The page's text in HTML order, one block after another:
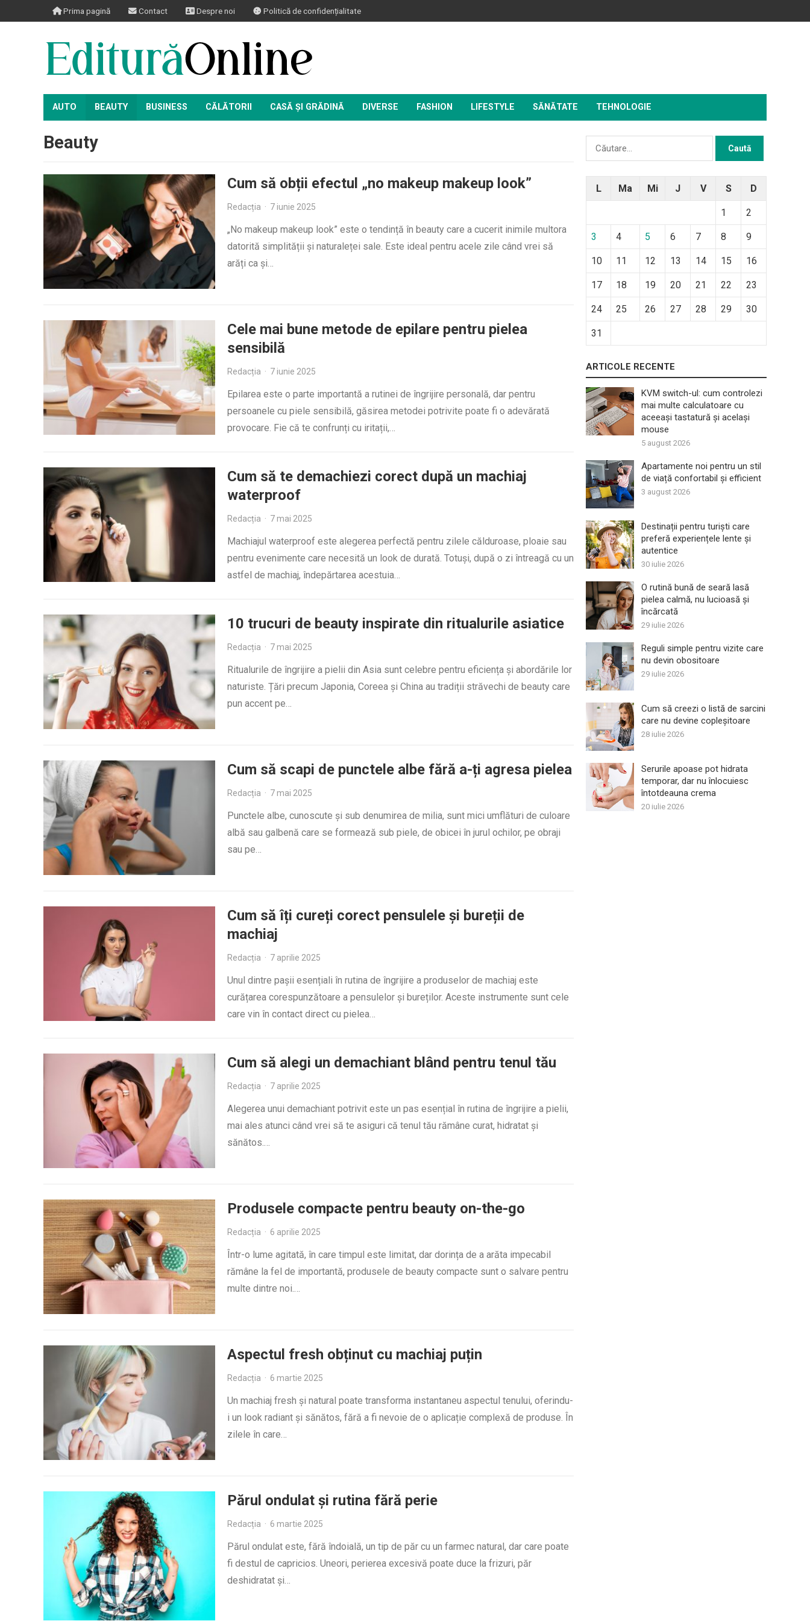
Prima pagină Contact Despre noi Politică de confidențialitate
AUTO BEAUTY BUSINESS CĂLĂTORII CASĂ ȘI GRĂDINĂ DIVERSE FASHION LIFESTYLE SĂNĂTATE TEHNOLOGIE
Beauty
Cum să obții efectul „no makeup makeup look”
Redacția · 7 iunie 2025
„No makeup makeup look” este o tendință în beauty care a cucerit inimile multora
datorită simplității și naturaleței sale. Este ideal pentru acele zile când vrei să
arăți ca și…
Cele mai bune metode de epilare pentru pielea
sensibilă
Redacția · 7 iunie 2025
Epilarea este o parte importantă a rutinei de îngrijire personală, dar pentru
persoanele cu piele sensibilă, găsirea metodei potrivite poate fi o adevărată
provocare. Fie că te confrunți cu iritații,…
Cum să te demachiezi corect după un machiaj
waterproof
Redacția · 7 mai 2025
Machiajul waterproof este alegerea perfectă pentru zilele călduroase, ploaie sau
pentru evenimente care necesită un look de durată. Totuși, după o zi întreagă cu un
astfel de machiaj, îndepărtarea acestuia…
10 trucuri de beauty inspirate din ritualurile asiatice
Redacția · 7 mai 2025
Ritualurile de îngrijire a pielii din Asia sunt celebre pentru eficiența și abordările lor
naturiste. Țări precum Japonia, Coreea și China au tradiții străvechi de beauty care
pun accent pe…
Cum să scapi de punctele albe fără a-ți agresa pielea
Redacția · 7 mai 2025
Punctele albe, cunoscute și sub denumirea de milia, sunt mici umflături de culoare
albă sau galbenă care se formează sub piele, de obicei în jurul ochilor, pe obraji
sau pe…
Cum să îți cureți corect pensulele și bureții de
machiaj
Redacția · 7 aprilie 2025
Unul dintre pașii esențiali în rutina de îngrijire a produselor de machiaj este
curățarea corespunzătoare a pensulelor și bureților. Aceste instrumente sunt cele
care vin în contact direct cu pielea…
Cum să alegi un demachiant blând pentru tenul tău
Redacția · 7 aprilie 2025
Alegerea unui demachiant potrivit este un pas esențial în rutina de îngrijire a pielii,
mai ales atunci când vrei să te asiguri că tenul tău rămâne curat, hidratat și
sănătos.…
Produsele compacte pentru beauty on-the-go
Redacția · 6 aprilie 2025
Într-o lume agitată, în care timpul este limitat, dar dorința de a arăta impecabil
rămâne la fel de importantă, produsele de beauty compacte sunt o salvare pentru
multe dintre noi.…
Aspectul fresh obținut cu machiaj puțin
Redacția · 6 martie 2025
Un machiaj fresh și natural poate transforma instantaneu aspectul tenului, oferindu-
i un look radiant și sănătos, fără a fi nevoie de o aplicație complexă de produse. În
zilele în care…
Părul ondulat și rutina fără perie
Redacția · 6 martie 2025
Părul ondulat este, fără îndoială, un tip de păr cu un farmec natural, dar care poate
fi destul de capricios. Uneori, perierea excesivă poate duce la frizuri, păr
deshidratat și…
Caută
L Ma Mi J V S D
1 2
3 4 5 6 7 8 9
10 11 12 13 14 15 16
17 18 19 20 21 22 23
24 25 26 27 28 29 30
31
ARTICOLE RECENTE
KVM switch-ul: cum controlezi
mai multe calculatoare cu
aceeași tastatură și același
mouse
5 august 2026
Apartamente noi pentru un stil
de viață confortabil și efficient
3 august 2026
Destinații pentru turiști care
preferă experiențele lente și
autentice
30 iulie 2026
O rutină bună de seară lasă
pielea calmă, nu lucioasă și
încărcată
29 iulie 2026
Reguli simple pentru vizite care
nu devin obositoare
29 iulie 2026
Cum să creezi o listă de sarcini
care nu devine copleșitoare
28 iulie 2026
Serurile apoase pot hidrata
temporar, dar nu înlocuiesc
întotdeauna crema
20 iulie 2026